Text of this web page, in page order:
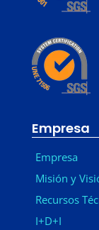
Empresa
Empresa
Misión y
Recursos
I+D+I